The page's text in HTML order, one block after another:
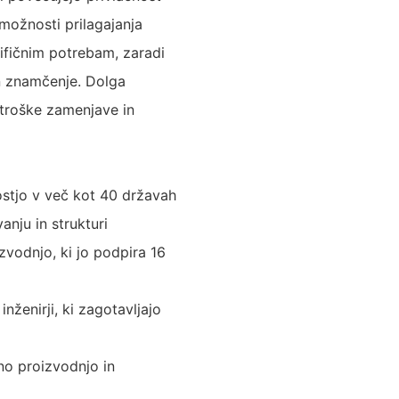
prilagajanja
potrebam, zaradi
Dolga
zamenjave in
v več kot 40 državah
in strukturi
ki jo podpira 16
ki zagotavljajo
proizvodnjo in